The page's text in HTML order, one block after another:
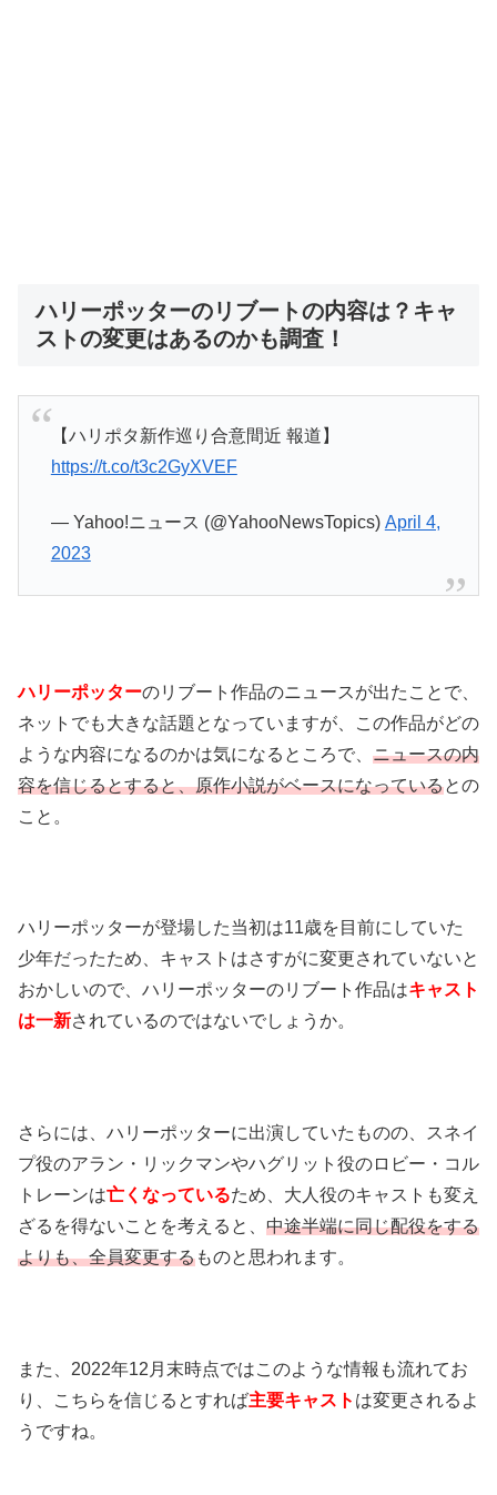
ハリーポッターのリブートの内容は？キャ
ストの変更はあるのかも調査！
【ハリポタ新作巡り合意間近 報道】
https://t.co/t3c2GyXVEF
— Yahoo!ニュース (@YahooNewsTopics) April 4,
2023
ハリーポッターのリブート作品のニュースが出たことで、
ネットでも大きな話題となっていますが、この作品がどの
ような内容になるのかは気になるところで、 ニュースの内
容を信じるとすると、原作小説がベースになっているとの
こと。
ハリーポッターが登場した当初は11歳を目前にしていた
少年だったため、キャストはさすがに変更されていないと
おかしいので、ハリーポッターのリブート作品はキャスト
は一新されているのではないでしょうか。
さらには、ハリーポッターに出演していたものの、スネイ
プ役のアラン・リックマンやハグリット役のロビー・コル
トレーンは亡くなっているため、大人役のキャストも変え
ざるを得ないことを考えると、 中途半端に同じ配役をする
よりも、全員変更するものと思われます。
また、2022年12月末時点ではこのような情報も流れてお
り、こちらを信じるとすれば主要キャスト は変更されるよ
うですね。